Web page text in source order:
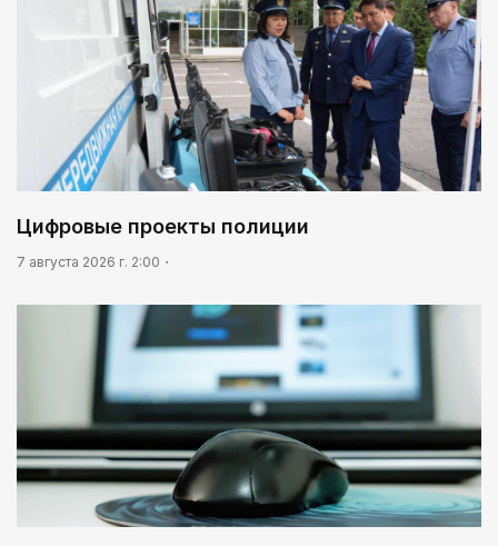
Цифровые проекты полиции
7 августа 2026 г. 2:00